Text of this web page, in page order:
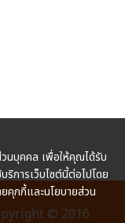
© 2016
นบุคคล เพื่อให้คุณได้รับ
การเว็บไซต์นี้ต่อไปโดย
คุกกี้และนโยบายส่วน